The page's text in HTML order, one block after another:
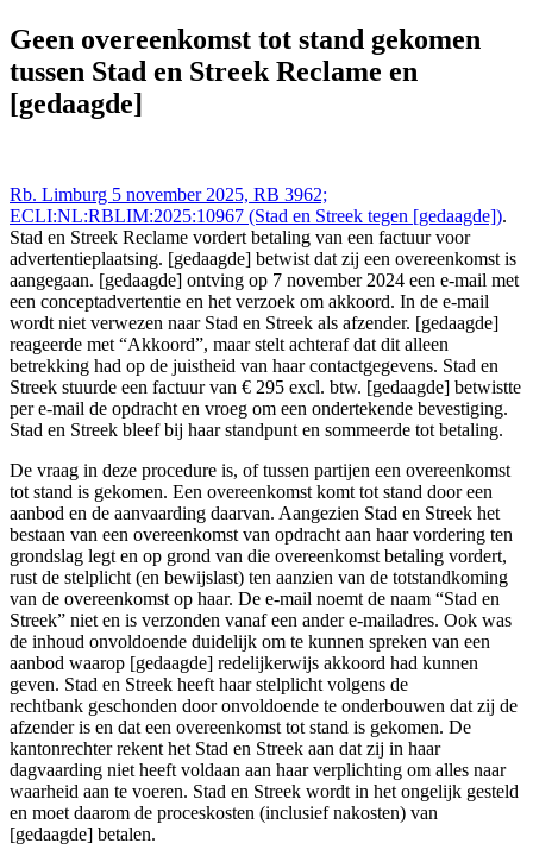
(Stad en Streek tegen [gedaagde]), https://redactie-
delex.cshark.nl/artikelen/geen-overeenkomst-tot-stand-gekomen-
tussen-stad-en-streek-reclame-en-gedaagde
Geen overeenkomst tot stand gekomen
tussen Stad en Streek Reclame en
[gedaagde]
Rb. Limburg 5 november 2025, RB 3962;
ECLI:NL:RBLIM:2025:10967 (Stad en Streek tegen [gedaagde]).
Stad en Streek Reclame vordert betaling van een factuur voor
advertentieplaatsing. [gedaagde] betwist dat zij een overeenkomst is
aangegaan. [gedaagde] ontving op 7 november 2024 een e-mail met
een conceptadvertentie en het verzoek om akkoord. In de e-mail
wordt niet verwezen naar Stad en Streek als afzender. [gedaagde]
reageerde met “Akkoord”, maar stelt achteraf dat dit alleen
betrekking had op de juistheid van haar contactgegevens. Stad en
Streek stuurde een factuur van € 295 excl. btw. [gedaagde] betwistte
per e-mail de opdracht en vroeg om een ondertekende bevestiging.
Stad en Streek bleef bij haar standpunt en sommeerde tot betaling.
De vraag in deze procedure is, of tussen partijen een overeenkomst
tot stand is gekomen. Een overeenkomst komt tot stand door een
aanbod en de aanvaarding daarvan. Aangezien Stad en Streek het
bestaan van een overeenkomst van opdracht aan haar vordering ten
grondslag legt en op grond van die overeenkomst betaling vordert,
rust de stelplicht (en bewijslast) ten aanzien van de totstandkoming
van de overeenkomst op haar. De e-mail noemt de naam “Stad en
Streek” niet en is verzonden vanaf een ander e-mailadres. Ook was
de inhoud onvoldoende duidelijk om te kunnen spreken van een
aanbod waarop [gedaagde] redelijkerwijs akkoord had kunnen
geven. Stad en Streek heeft haar stelplicht volgens de
rechtbank geschonden door onvoldoende te onderbouwen dat zij de
afzender is en dat een overeenkomst tot stand is gekomen. De
kantonrechter rekent het Stad en Streek aan dat zij in haar
dagvaarding niet heeft voldaan aan haar verplichting om alles naar
waarheid aan te voeren. Stad en Streek wordt in het ongelijk gesteld
en moet daarom de proceskosten (inclusief nakosten) van
[gedaagde] betalen.